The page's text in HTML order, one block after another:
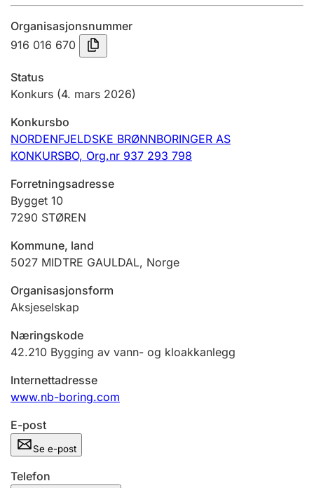
Tinglysing
Jeger
Betaling og jegeravgiftskort
Ektepaktveileder
Offentlig sektor
Andre tema
Organisasjonsnummer
916 016 670
Status
Konkurs (4. mars 2026)
Konkursbo
NORDENFJELDSKE BRØNNBORINGER AS
KONKURSBO, Org.nr 937 293 798
Forretningsadresse
Bygget 10
7290 STØREN
Kommune, land
5027 MIDTRE GAULDAL, Norge
Organisasjonsform
Aksjeselskap
Næringskode
42.210 Bygging av vann- og kloakkanlegg
Internettadresse
www.nb-boring.com
E-post
Se e-post
Telefon